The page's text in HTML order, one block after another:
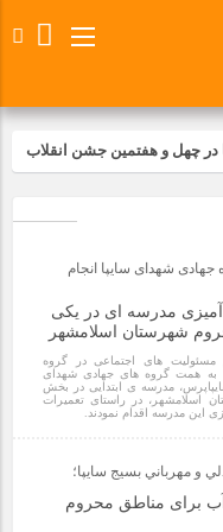
در چهل و هفتمین جشن انقلاب
آرمان های رهبر کبیر و فقید
کارکنان برگزار شد
امام محمدتقی(ع) در
شهدای سایپا انجام
مدرسه ای در یکی
شهرستان اسلامشهر
مسئولیت های اجتماعی در گروه
به همت گروه های جهادی شهدای
مدرسه ی ابتدایی در بخش
اسلامشهر، در راستای تعمیرات
این مدرسه اقدام نمودند.
و مهرباني بسيج سايپا؛
برای مناطق محروم